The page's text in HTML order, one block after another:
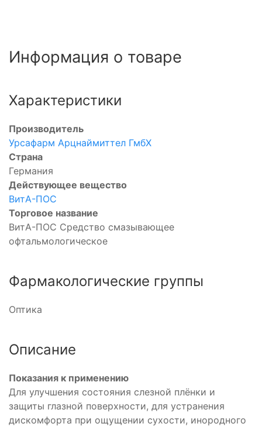
Информация о товаре
Характеристики
Производитель
Урсафарм Арцнаймиттел ГмбХ
Страна
Германия
Действующее вещество
ВитА-ПОС
Торговое название
ВитА-ПОС Средство смазывающее
офтальмологическое
Фармакологические группы
Оптика
Описание
Показания к применению
Для улучшения состояния слезной плёнки и
защиты глазной поверхности, для устранения
дискомфорта при ощущении сухости, инородного